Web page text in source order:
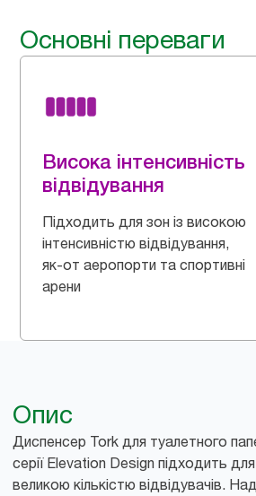
Основні переваги
Висока інтенсивність
відвідування
Підходить для зон із високою
інтенсивністю відвідування,
як-от аеропорти та спортивні
арени
Опис
Диспенсер Tork для туалетного
серії Elevation Design підходить для
великою кількістю відвідувачів.